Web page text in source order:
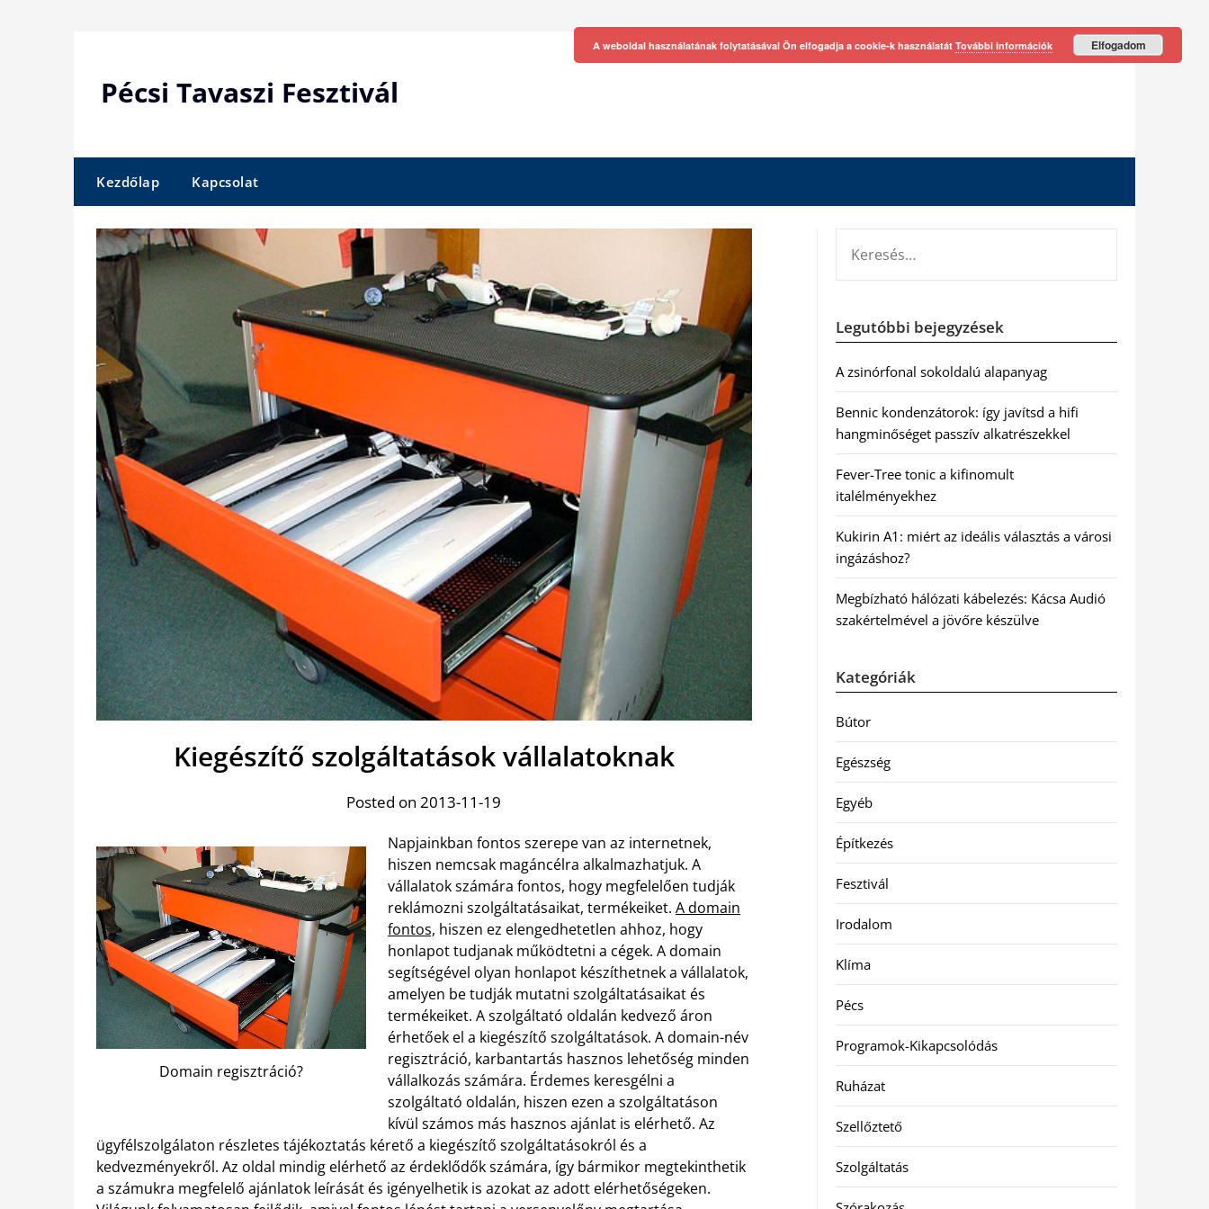
Pécsi Tavaszi Fesztivál
Kezdőlap Kapcsolat
Kiegészítő szolgáltatások vállalatoknak
Posted on 2013-11-19
Domain regisztráció?
Napjainkban fontos szerepe van az internetnek,
hiszen nemcsak magáncélra alkalmazhatjuk. A
vállalatok számára fontos, hogy megfelelően tudják
reklámozni szolgáltatásaikat, termékeiket. A domain
fontos, hiszen ez elengedhetetlen ahhoz, hogy
honlapot tudjanak működtetni a cégek. A domain
segítségével olyan honlapot készíthetnek a vállalatok,
amelyen be tudják mutatni szolgáltatásaikat és
termékeiket. A szolgáltató oldalán kedvező áron
érhetőek el a kiegészítő szolgáltatások. A domain-név
regisztráció, karbantartás hasznos lehetőség minden
vállalkozás számára. Érdemes keresgélni a
szolgáltató oldalán, hiszen ezen a szolgáltatáson
kívül számos más hasznos ajánlat is elérhető. Az
ügyfélszolgálaton részletes tájékoztatás kérető a kiegészítő szolgáltatásokról és a
kedvezményekről. Az oldal mindig elérhető az érdeklődők számára, így bármikor megtekinthetik
a számukra megfelelő ajánlatok leírását és igényelhetik is azokat az adott elérhetőségeken.
Legutóbbi bejegyzések
A zsinórfonal sokoldalú alapanyag
Bennic kondenzátorok: így javítsd a hifi
hangminőséget passzív alkatrészekkel
Fever-Tree tonic a kifinomult
italélményekhez
Kukirin A1: miért az ideális választás a városi
ingázáshoz?
Megbízható hálózati kábelezés: Kácsa Audió
szakértelmével a jövőre készülve
Kategóriák
Bútor
Egészség
Egyéb
Építkezés
Fesztivál
Irodalom
Klíma
Pécs
Programok-Kikapcsolódás
Ruházat
Szellőztető
Szolgáltatás
A weboldal használatának folytatásával Ön elfogadja a cookie-k használatát További információk Elfogadom